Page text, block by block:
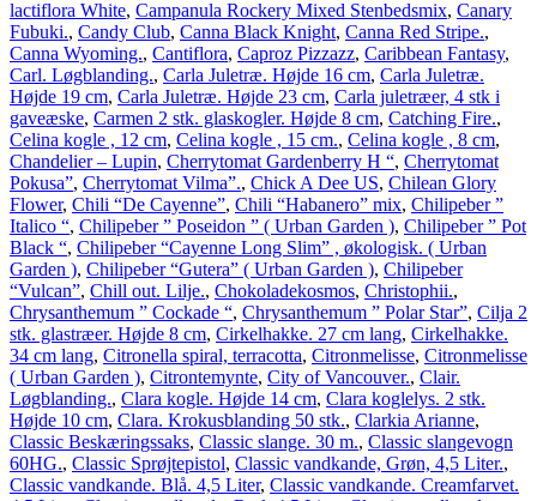
lactiflora White, Campanula Rockery Mixed Stenbedsmix, Canary
Fubuki., Candy Club, Canna Black Knight, Canna Red Stripe.,
Canna Wyoming., Cantiflora, Caproz Pizzazz, Caribbean Fantasy,
Carl. Løgblanding., Carla Juletræ. Højde 16 cm, Carla Juletræ.
Højde 19 cm, Carla Juletræ. Højde 23 cm, Carla juletræer, 4 stk i
gaveæske, Carmen 2 stk. glaskogler. Højde 8 cm, Catching Fire.,
Celina kogle , 12 cm, Celina kogle , 15 cm., Celina kogle , 8 cm,
Chandelier – Lupin, Cherrytomat Gardenberry H “, Cherrytomat
Pokusa”, Cherrytomat Vilma”., Chick A Dee US, Chilean Glory
Flower, Chili “De Cayenne”, Chili “Habanero” mix, Chilipeber ”
Italico “, Chilipeber ” Poseidon ” ( Urban Garden ), Chilipeber ” Pot
Black “, Chilipeber “Cayenne Long Slim” , økologisk. ( Urban
Garden ), Chilipeber “Gutera” ( Urban Garden ), Chilipeber
“Vulcan”, Chill out. Lilje., Chokoladekosmos, Christophii.,
Chrysanthemum ” Cockade “, Chrysanthemum ” Polar Star”, Cilja 2
stk. glastræer. Højde 8 cm, Cirkelhakke. 27 cm lang, Cirkelhakke.
34 cm lang, Citronella spiral, terracotta, Citronmelisse, Citronmelisse
( Urban Garden ), Citrontemynte, City of Vancouver., Clair.
Løgblanding., Clara kogle. Højde 14 cm, Clara koglelys. 2 stk.
Højde 10 cm, Clara. Krokusblanding 50 stk., Clarkia Arianne,
Classic Beskæringssaks, Classic slange. 30 m., Classic slangevogn
60HG., Classic Sprøjtepistol, Classic vandkande, Grøn, 4,5 Liter.,
Classic vandkande. Blå. 4,5 Liter, Classic vandkande. Creamfarvet.